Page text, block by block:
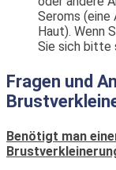
Seroms (eine
Haut). Wenn
Sie sich bitte
Fragen und
Benötigt man